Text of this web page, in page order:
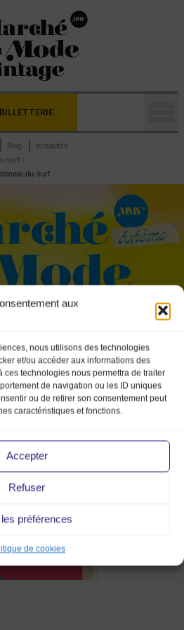
aux
nous utilisons des technologies
et/ou accéder aux informations des
ces technologies nous permettra de traiter
de navigation ou les ID uniques
ou de retirer son consentement peut
caractéristiques et fonctions.
Accepter
Refuser
préférences
de cookies
BILLETTERIE
Blog
actualités
surf !
du-surf
journée-
surf